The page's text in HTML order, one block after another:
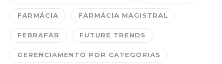
FARMÁCIA FARMÁCIA MAGISTRAL
FEBRAFAR FUTURE TRENDS
GERENCIAMENTO POR CATEGORIAS